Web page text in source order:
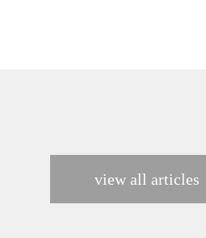
view all articles